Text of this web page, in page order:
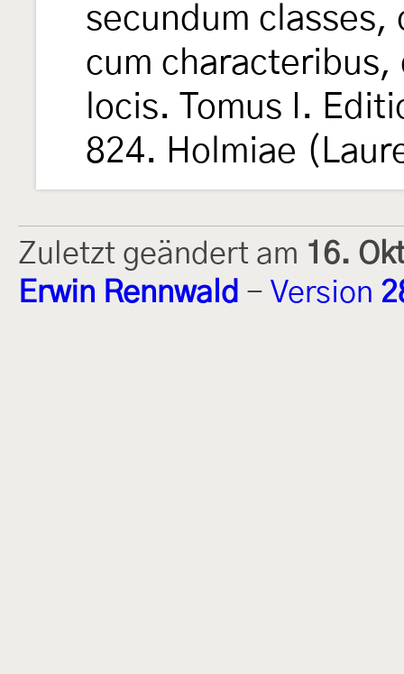
secundum
cum
locis. Tomus I.
824. Holmiae
Zuletzt geändert am 16.
Erwin Rennwald - Version